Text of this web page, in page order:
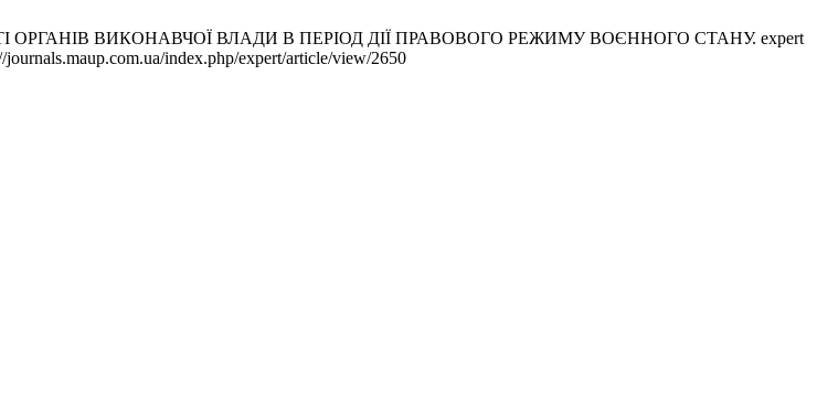
ВИКОНАВЧОЇ ВЛАДИ В ПЕРІОД ДІЇ ПРАВОВОГО РЕЖИМУ ВОЄННОГО СТАНУ. expert
index.php/expert/article/view/2650